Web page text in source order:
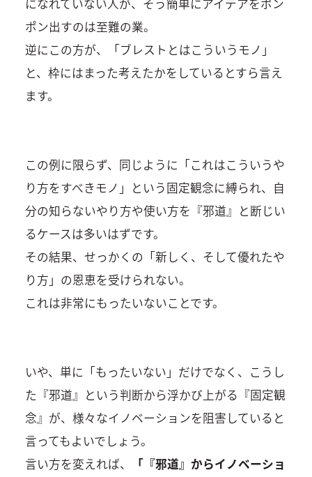
ポン出すのは至難の業。
逆にこの方が、「ブレストとはこういうモノ」
と、枠にはまった考えたかをしているとすら言え
ます。
この例に限らず、同じように「これはこういうや
り方をすべきモノ」という固定観念に縛られ、自
分の知らないやり方や使い方を『邪道』と断じい
るケースは多いはずです。
その結果、せっかくの「新しく、そして優れたや
り方」の恩恵を受けられない。
これは非常にもったいないことです。
いや、単に「もったいない」だけでなく、こうし
た『邪道』という判断から浮かび上がる『固定観
念』が、様々なイノベーションを阻害していると
言ってもよいでしょう。
言い方を変えれば、
「『邪道』からイノベーショ